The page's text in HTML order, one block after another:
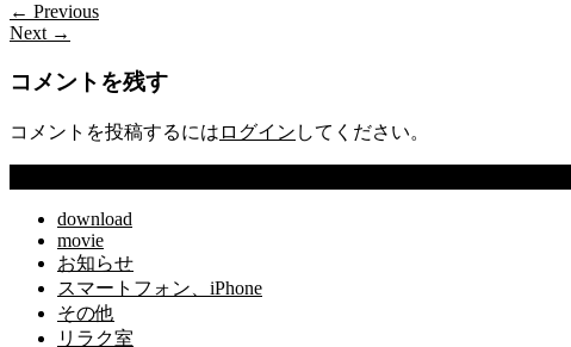
← Previous
Next →
コメントを残す
コメントを投稿するには ログイン してください。
download
movie
お知らせ
スマートフォン、iPhone
その他
リラク室